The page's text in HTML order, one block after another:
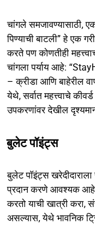
चांगले समजावण्यासाठी,
पिण्याची बाटली” हे एक
करते पण कोणतीही
चांगला पर्याय आहे:
– क्रीडा आणि बाहेरील
येथे, सर्वात महत्त्वाचे
उपकरणांवर देखील
बुलेट पॉइंट्स
बुलेट पॉइंट्स खरेदीदाराला
प्रदान करणे आवश्यक आहे.
करतो याची खात्री करा,
असल्यास, येथे भावनिक